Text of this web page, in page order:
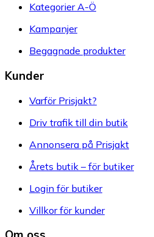
Kategorier A-Ö
Kampanjer
Begagnade produkter
Kunder
Varför Prisjakt?
Driv trafik till din butik
Annonsera på Prisjakt
Årets butik – för butiker
Login för butiker
Villkor för kunder